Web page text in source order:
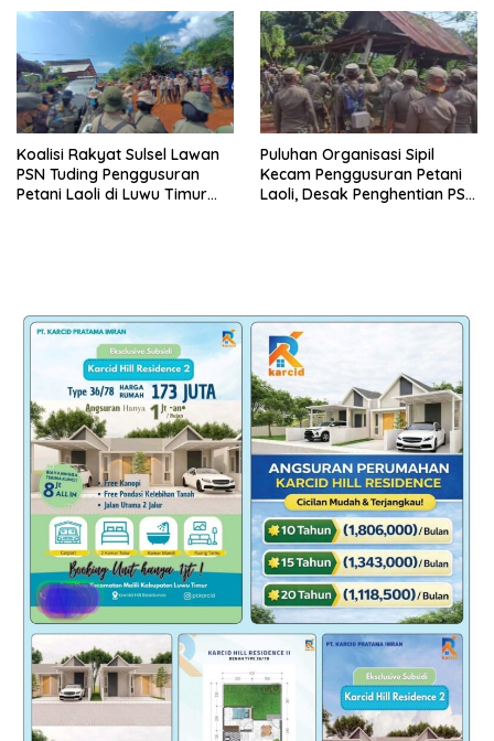
Koalisi Rakyat Sulsel Lawan
PSN Tuding Penggusuran
Petani Laoli di Luwu Timur
Puluhan Organisasi Sipil
Kecam Penggusuran Petani
Laoli, Desak Penghentian PSN